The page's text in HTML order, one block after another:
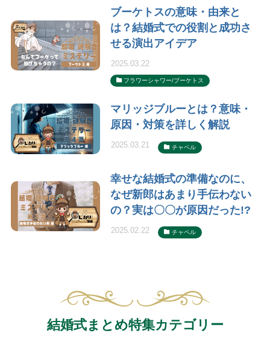
ブーケトスの意味・由来と
は？結婚式での役割と成功さ
せる演出アイデア
2025.03.22
フラワーシャワー/ブーケトス
マリッジブルーとは？意味・
原因・対策を詳しく解説
2025.03.21 チャペル
幸せな結婚式の準備なのに、
なぜ新郎はあまり手伝わない
の？実は〇〇が原因だった!?
2025.02.22 チャペル
結婚式まとめ特集カテゴリー